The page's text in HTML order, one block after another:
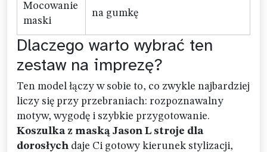
Mocowanie
maski
na gumkę
Dlaczego warto wybrać ten
zestaw na imprezę?
Ten model łączy w sobie to, co zwykle najbardziej
liczy się przy przebraniach: rozpoznawalny
motyw, wygodę i szybkie przygotowanie.
Koszulka z maską Jason L stroje dla
dorosłych daje Ci gotowy kierunek stylizacji,